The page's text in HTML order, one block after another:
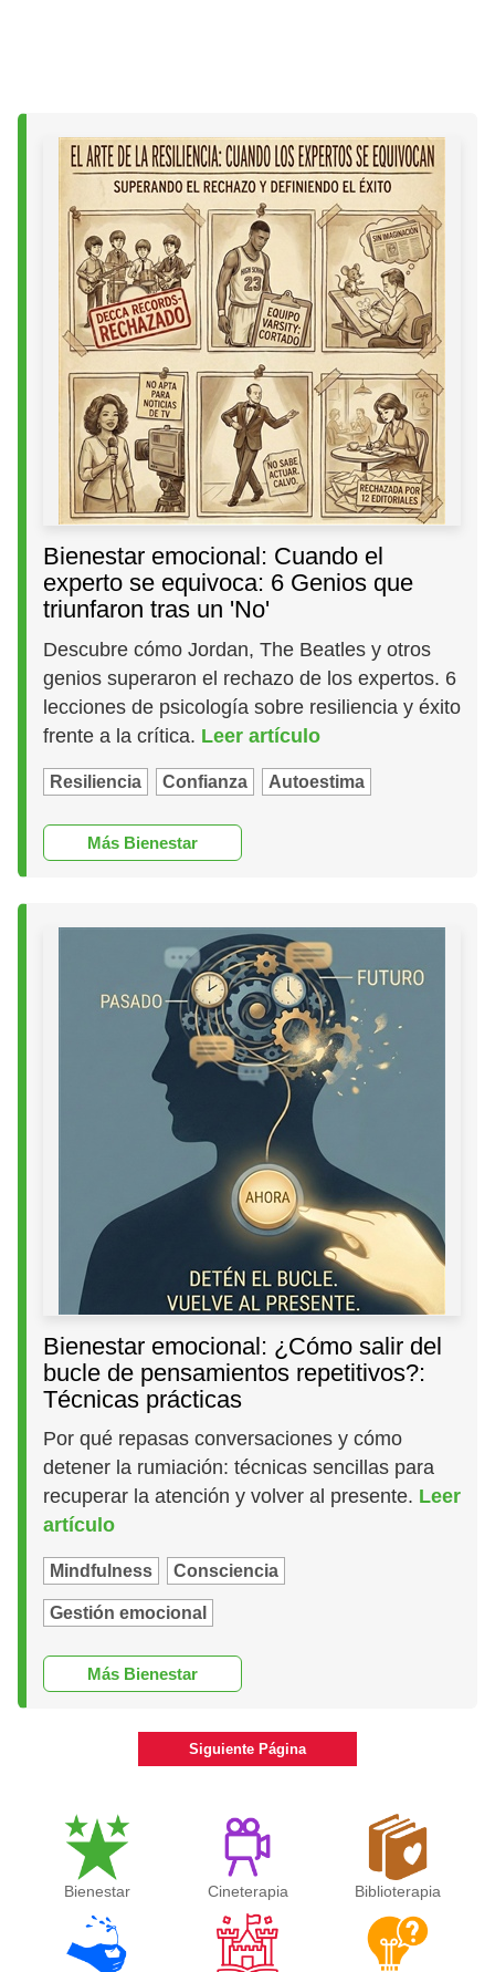
Bienestar emocional: Cuando el
experto se equivoca: 6 Genios que
triunfaron tras un 'No'
Descubre cómo Jordan, The Beatles y otros
genios superaron el rechazo de los expertos. 6
lecciones de psicología sobre resiliencia y éxito
frente a la crítica. Leer artículo
Resiliencia Confianza Autoestima
Más Bienestar
Bienestar emocional: ¿Cómo salir del
bucle de pensamientos repetitivos?:
Técnicas prácticas
Por qué repasas conversaciones y cómo
detener la rumiación: técnicas sencillas para
recuperar la atención y volver al presente. Leer
artículo
Mindfulness Consciencia
Gestión emocional
Más Bienestar
Siguiente Página
Bienestar Cineterapia Biblioterapia